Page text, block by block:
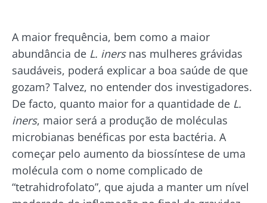
A maior frequência, bem como a maior
abundância de L. inersnas mulheres grávidas
saudáveis, poderá explicar a boa saúde de que
gozam? Talvez, no entender dos investigadores.
De facto, quanto maior for a quantidade de L.
iners, maior será a produção de moléculas
microbianas benéficas por esta bactéria. A
começar pelo aumento da biossíntese de uma
molécula com o nome complicado de
“tetrahidrofolato”, que ajuda a manter um nível